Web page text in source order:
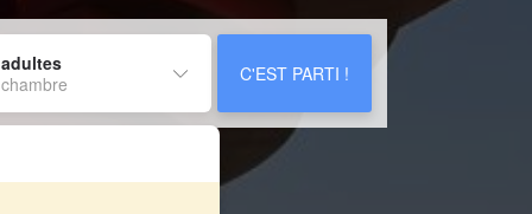
C'EST PARTI !